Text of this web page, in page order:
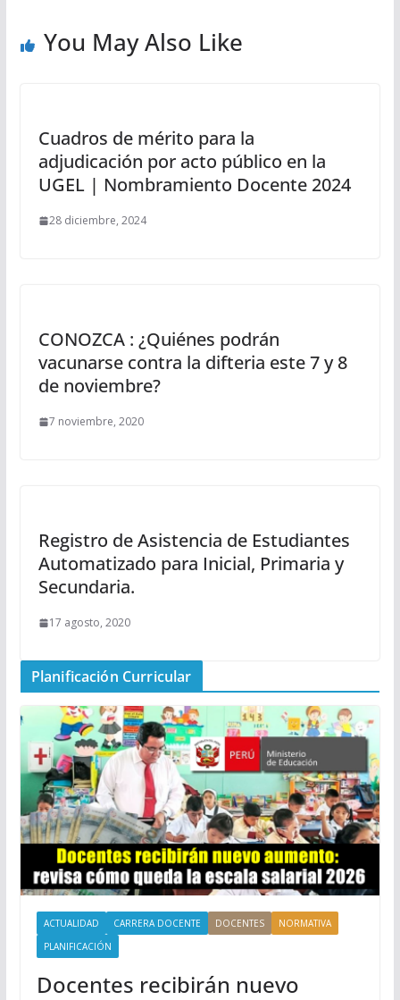
You May Also Like
Cuadros de mérito para la
adjudicación por acto público en la
UGEL | Nombramiento Docente 2024
28 diciembre, 2024
CONOZCA : ¿Quiénes podrán
vacunarse contra la difteria este 7 y 8
de noviembre?
7 noviembre, 2020
Registro de Asistencia de Estudiantes
Automatizado para Inicial, Primaria y
Secundaria.
17 agosto, 2020
Planificación Curricular
ACTUALIDAD CARRERA DOCENTE DOCENTES
NORMATIVA
PLANIFICACIÓN
Docentes recibirán nuevo